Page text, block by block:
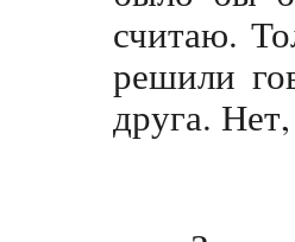
считаю.
решили
друга.